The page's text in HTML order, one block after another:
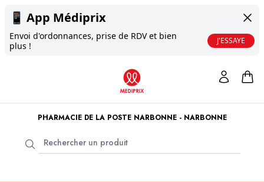
📱 App Médiprix
Envoi d'ordonnances, prise de RDV et bien
plus !
J'ESSAYE
PHARMACIE DE LA POSTE NARBONNE - NARBONNE